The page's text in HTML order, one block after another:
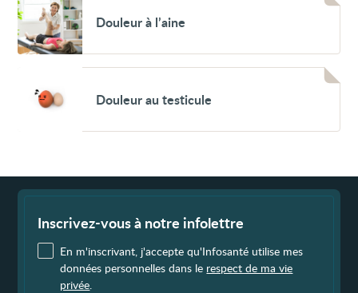
Douleur
à
l’aine
Douleur à l’aine
testicule
Douleur au testicule
Inscrivez-vous à notre infolettre
En m'inscrivant, j'accepte qu'Infosanté utilise mes
données personnelles dans le respect de ma vie
privée.